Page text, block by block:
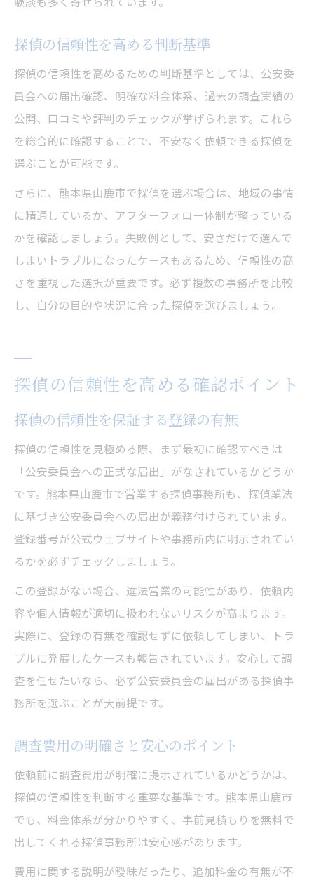
探偵の信頼性を高める判断基準
探偵の信頼性を高めるための判断基準としては、公安委
員会への届出確認、明確な料金体系、過去の調査実績の
公開、口コミや評判のチェックが挙げられます。これら
を総合的に確認することで、不安なく依頼できる探偵を
選ぶことが可能です。
さらに、熊本県山鹿市で探偵を選ぶ場合は、地域の事情
に精通しているか、アフターフォロー体制が整っている
かを確認しましょう。失敗例として、安さだけで選んで
しまいトラブルになったケースもあるため、信頼性の高
さを重視した選択が重要です。必ず複数の事務所を比較
し、自分の目的や状況に合った探偵を選びましょう。
探偵の信頼性を高める確認ポイント
探偵の信頼性を保証する登録の有無
探偵の信頼性を見極める際、まず最初に確認すべきは
「公安委員会への正式な届出」がなされているかどうか
です。熊本県山鹿市で営業する探偵事務所も、探偵業法
に基づき公安委員会への届出が義務付けられています。
登録番号が公式ウェブサイトや事務所内に明示されてい
るかを必ずチェックしましょう。
この登録がない場合、違法営業の可能性があり、依頼内
容や個人情報が適切に扱われないリスクが高まります。
実際に、登録の有無を確認せずに依頼してしまい、トラ
ブルに発展したケースも報告されています。安心して調
査を任せたいなら、必ず公安委員会の届出がある探偵事
務所を選ぶことが大前提です。
調査費用の明確さと安心のポイント
依頼前に調査費用が明確に提示されているかどうかは、
探偵の信頼性を判断する重要な基準です。熊本県山鹿市
でも、料金体系が分かりやすく、事前見積もりを無料で
出してくれる探偵事務所は安心感があります。
費用に関する説明が曖昧だったり、追加料金の有無が不